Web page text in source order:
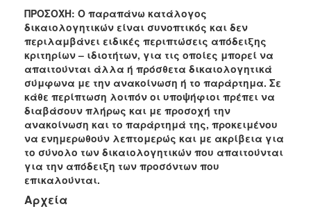
ΠΡΟΣΟΧΗ: Ο παραπάνω κατάλογος
δικαιολογητικών είναι συνοπτικός και δεν
περιλαμβάνει ειδικές περιπτώσεις απόδειξης
κριτηρίων – ιδιοτήτων, για τις οποίες μπορεί να
απαιτούνται άλλα ή πρόσθετα δικαιολογητικά
σύμφωνα με την ανακοίνωση ή το παράρτημα. Σε
κάθε περίπτωση λοιπόν οι υποψήφιοι πρέπει να
διαβάσουν πλήρως και με προσοχή την
ανακοίνωση και το παράρτημά της, προκειμένου
να ενημερωθούν λεπτομερώς και με ακρίβεια για
το σύνολο των δικαιολογητικών που απαιτούνται
για την απόδειξη των προσόντων που
επικαλούνται.
Αρχεία